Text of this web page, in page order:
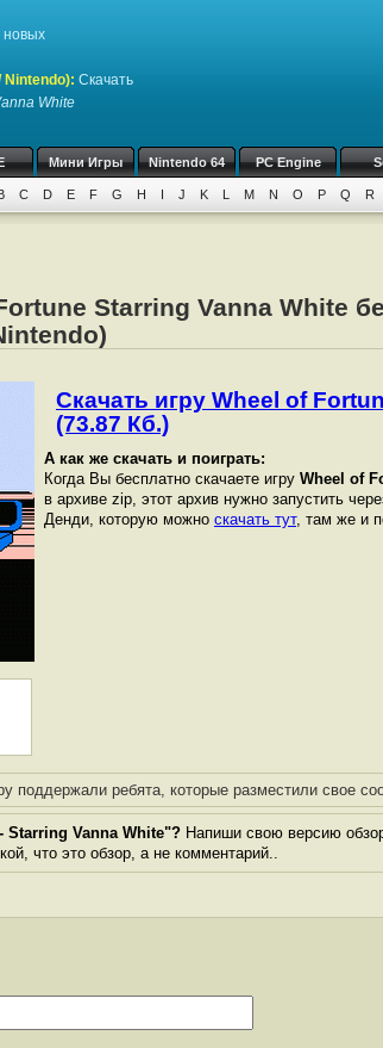
новых
Nintendo): Скачать
White
Мини Игры Nintendo 64 PC Engine
C D E F G H I J K L M N O P Q R
Starring Vanna White
Скачать игру Wheel of
(73.87 Кб.)
А как же скачать и поиграть:
Когда Вы бесплатно скачаете игру Wheel of
в архиве zip, этот архив нужно запустить
Денди, которую можно скачать тут, там же и
поддержали ребята, которые разместили свое
Starring Vanna White"? Напиши свою версию
что это обзор, а не комментарий..